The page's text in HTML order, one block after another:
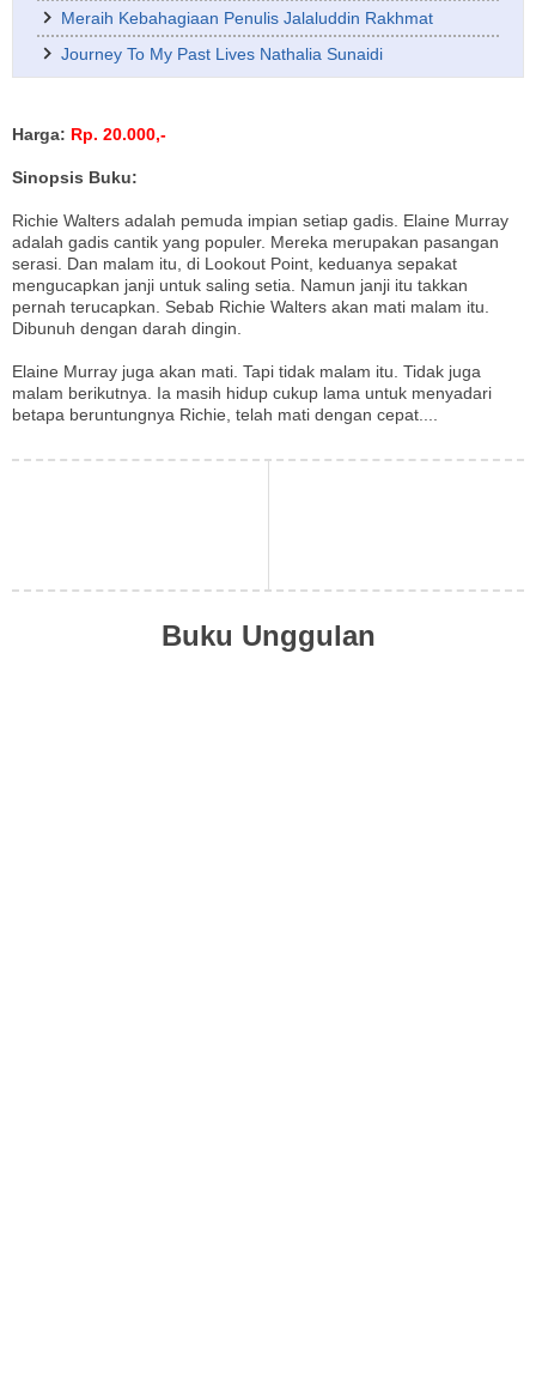
Meraih Kebahagiaan Penulis Jalaluddin Rakhmat
Journey To My Past Lives Nathalia Sunaidi
Harga: Rp. 20.000,-
Sinopsis Buku:
Richie Walters adalah pemuda impian setiap gadis. Elaine Murray
adalah gadis cantik yang populer. Mereka merupakan pasangan
serasi. Dan malam itu, di Lookout Point, keduanya sepakat
mengucapkan janji untuk saling setia. Namun janji itu takkan
pernah terucapkan. Sebab Richie Walters akan mati malam itu.
Dibunuh dengan darah dingin.
Elaine Murray juga akan mati. Tapi tidak malam itu. Tidak juga
malam berikutnya. Ia masih hidup cukup lama untuk menyadari
betapa beruntungnya Richie, telah mati dengan cepat....
Buku Unggulan